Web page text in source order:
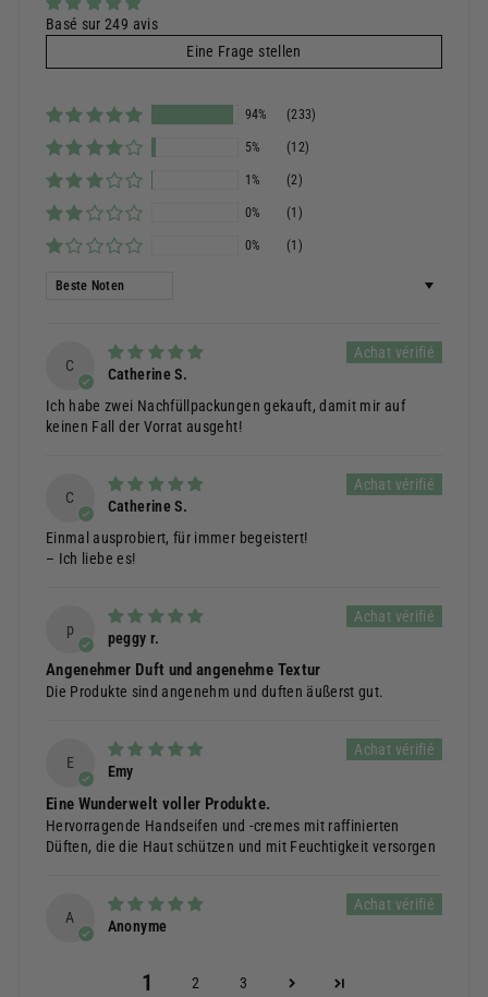
Basé sur 249 avis
Eine Frage stellen
94% (233)
5% (12)
1% (2)
0% (1)
0% (1)
Sortieren nach
C
Catherine S.
Ich habe zwei Nachfüllpackungen gekauft, damit mir auf
keinen Fall der Vorrat ausgeht!
C
Catherine S.
Einmal ausprobiert, für immer begeistert!
– Ich liebe es!
p
peggy r.
Angenehmer Duft und angenehme Textur
Die Produkte sind angenehm und duften äußerst gut.
E
Emy
Eine Wunderwelt voller Produkte.
Hervorragende Handseifen und -cremes mit raffinierten
Düften, die die Haut schützen und mit Feuchtigkeit versorgen
A
Anonyme
1 2 3